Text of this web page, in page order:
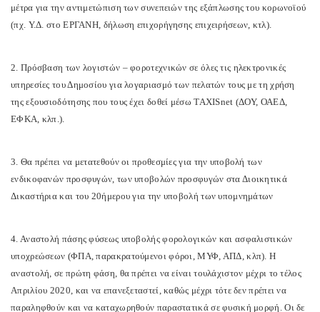
μέτρα για την αντιμετώπιση των συνεπειών της εξάπλωσης του κορωνοϊού
(πχ. Υ.Δ. στο ΕΡΓΑΝΗ, δήλωση επιχορήγησης επιχειρήσεων, κτλ).
2. Πρόσβαση των λογιστών – φοροτεχνικών σε όλες τις ηλεκτρονικές
υπηρεσίες του Δημοσίου για λογαριασμό των πελατών τους με τη χρήση
της εξουσιοδότησης που τους έχει δοθεί μέσω TAXISnet (ΔΟΥ, ΟΑΕΔ,
ΕΦΚΑ, κλπ.).
3. Θα πρέπει να μετατεθούν οι προθεσμίες για την υποβολή των
ενδικοφανών προσφυγών, των υποβολών προσφυγών στα Διοικητικά
Δικαστήρια και του 20ήμερου για την υποβολή των υπομνημάτων
4. Αναστολή πάσης φύσεως υποβολής φορολογικών και ασφαλιστικών
υποχρεώσεων (ΦΠΑ, παρακρατούμενοι φόροι, ΜΥΦ, ΑΠΔ, κλπ). Η
αναστολή, σε πρώτη φάση, θα πρέπει να είναι τουλάχιστον μέχρι το τέλος
Απριλίου 2020, και να επανεξεταστεί, καθώς μέχρι τότε δεν πρέπει να
παραληφθούν και να καταχωρηθούν παραστατικά σε φυσική μορφή. Οι δε